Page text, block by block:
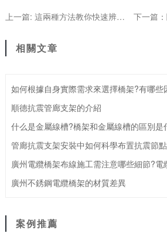
上一篇: 這兩種方法教你快速辨別優質電纜橋架，廣州電纜橋架電纜橋架的表面怎么樣防護呢，場地怎么選擇
相關文章
順德抗震管廊支架的介紹
什么是金屬線槽?橋架和金屬線槽的區別是
管廊抗震支架安裝中如何科學布置抗震節
廣州不銹鋼電纜橋架的材質差異
案例推薦